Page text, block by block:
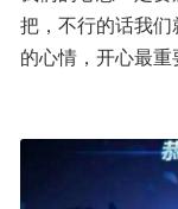
把，不行的话我
的心情，开心最重